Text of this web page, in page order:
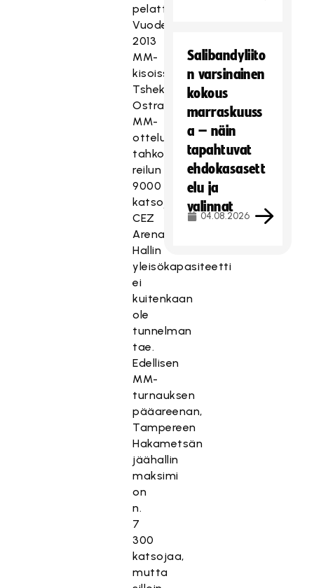
pelattu.
Vuoden
2013
MM-
kisoissa
Tshekin
Ostravassa
MM-
otteluita
tahkottiin
reilun
9000
katsojan
CEZ
Arenassa.
Hallin
yleisökapasiteetti
ei
kuitenkaan
ole
tunnelman
tae.
Edellisen
MM-
turnauksen
pääareenan,
Tampereen
Hakametsän
jäähallin
maksimi
on
n.
7
300
katsojaa,
mutta
Salibandyliito
n varsinainen
kokous
marraskuuss
a – näin
tapahtuvat
ehdokasasett
elu ja
valinnat
04.08.2026